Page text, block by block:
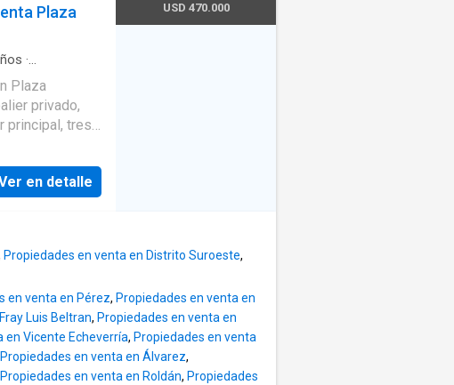
que
de
esquinero
alta calidad y
parciales al
con
con isla y
para bicicletas
con
carga de
Plaza
·
Plaza
principal, tres
y baño
reciclado,
en detalle
USD 470.000
Propiedades en venta en Distrito Suroeste,
en venta en Pérez, Propiedades en venta en
Luis Beltran, Propiedades en venta en
en Vicente Echeverría, Propiedades en venta
Propiedades en venta en Álvarez,
Propiedades en venta en Roldán, Propiedades